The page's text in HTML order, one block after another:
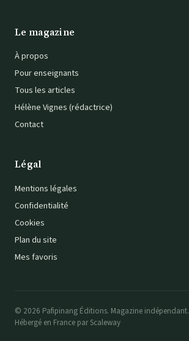
Le magazine
À propos
Pour enseignants
Tous les articles
Hélène Vignes (rédactrice)
Contact
Légal
Mentions légales
Confidentialité
Cookies
Plan du site
Mes favoris
© 2026 Pafipinang Éditions. Magazine indépendant.
Hébergé en France par Scaleway